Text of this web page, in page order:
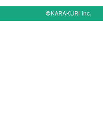
©KARAKURI Inc.